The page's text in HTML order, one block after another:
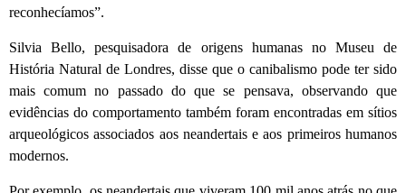
reconhecíamos”.
Silvia Bello, pesquisadora de origens humanas no Museu de
História Natural de Londres, disse que o canibalismo pode ter sido
mais comum no passado do que se pensava, observando que
evidências do comportamento também foram encontradas em sítios
arqueológicos associados aos neandertais e aos primeiros humanos
modernos.